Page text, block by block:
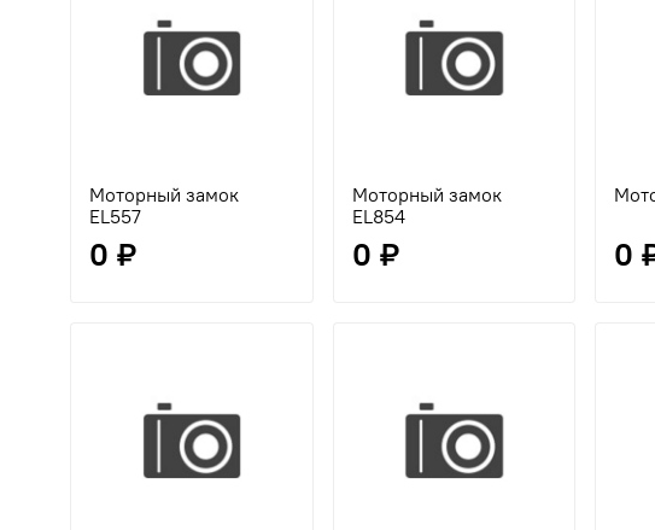
Моторный замок
EL557
0 ₽
Моторный замок
EL854
0 ₽ 0